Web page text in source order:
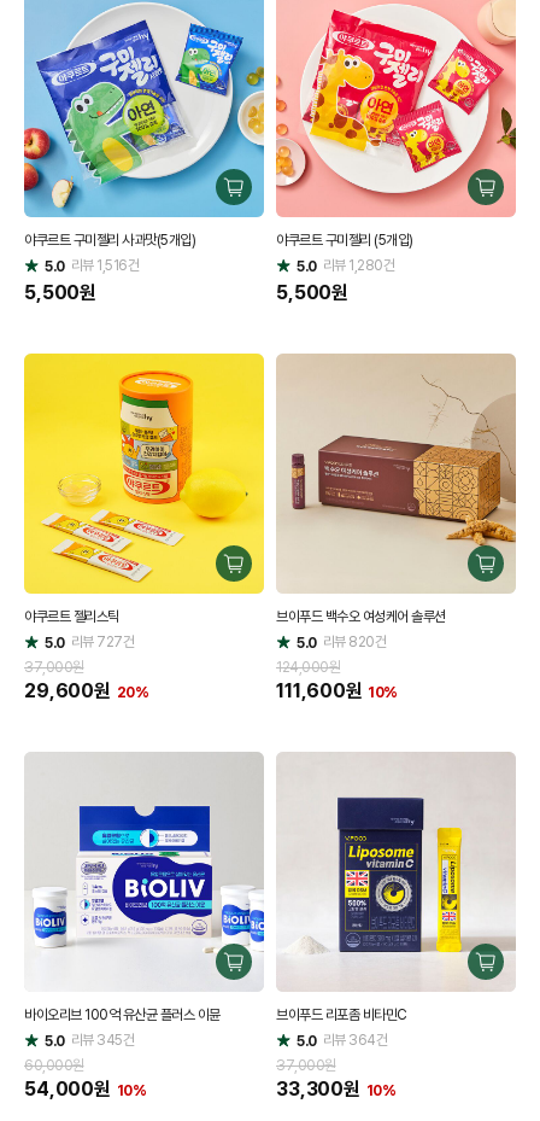
구
매
야쿠르트 구미젤리 사과맛(5개입)
별
점
5.0 리뷰1,516건
5,500원
구
매
야쿠르트 구미젤리 (5개입)
별
점
5.0 리뷰1,280건
5,500원
구
매
야쿠르트 젤리스틱
별
점
5.0 리뷰727건
37,000원
29,600원 20%
구
매
브이푸드 백수오 여성케어 솔루션
별
점
5.0 리뷰820건
124,000원
111,600원 10%
구
매
바이오리브 100억 유산균 플러스 이뮨
별
점
5.0 리뷰345건
60,000원
54,000원 10%
구
매
브이푸드 리포좀 비타민C
별
점
5.0 리뷰364건
37,000원
33,300원 10%